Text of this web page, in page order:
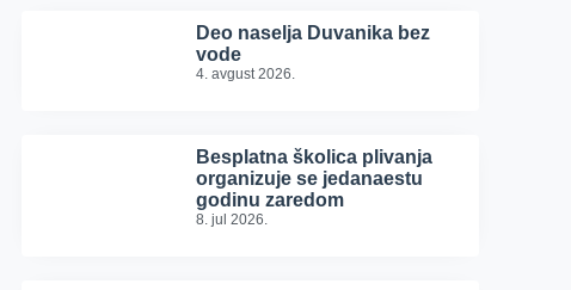
Deo naselja Duvanika bez
vode
4. avgust 2026.
Besplatna školica plivanja
organizuje se jedanaestu
godinu zaredom
8. jul 2026.